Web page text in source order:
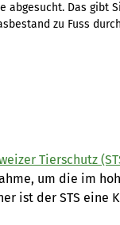
abgesucht. Das gibt
zu Fuss
Tierschutz
um die im
ist der STS eine